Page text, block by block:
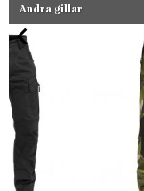
Andra gillar